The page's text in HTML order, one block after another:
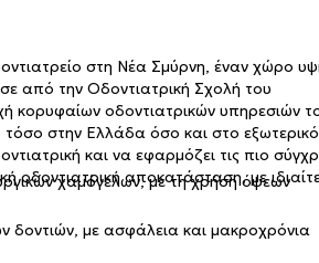
στη Νέα Σμύρνη, έναν χώρο
από την Οδοντιατρική Σχολή του
κορυφαίων οδοντιατρικών υπηρεσιών
στην Ελλάδα όσο και στο
και να εφαρμόζει τις πιο
οδοντιατρική αποκατάσταση, με
χαμόγελων, με τη χρήση όψεων
με ασφάλεια και μακροχρόνια